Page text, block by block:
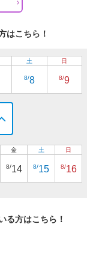
はこちら！
土
8/8
日
8/9
金
8/14
土
8/15
日
8/16
る方はこちら！